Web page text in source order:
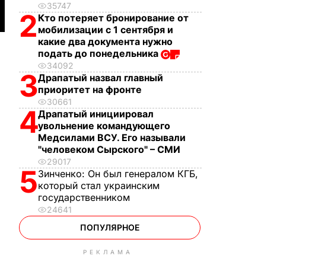
35747
2 Кто потеряет бронирование от
мобилизации с 1 сентября и
какие два документа нужно
подать до понедельника
34092
3Драпатый назвал главный
приоритет на фронте
30661
4Драпатый инициировал
увольнение командующего
Медсилами ВСУ. Его называли
"человеком Сырского" – СМИ
29017
5Зинченко: Он был генералом КГБ,
который стал украинским
государственником
24641
ПОПУЛЯРНОЕ
РЕКЛАМА